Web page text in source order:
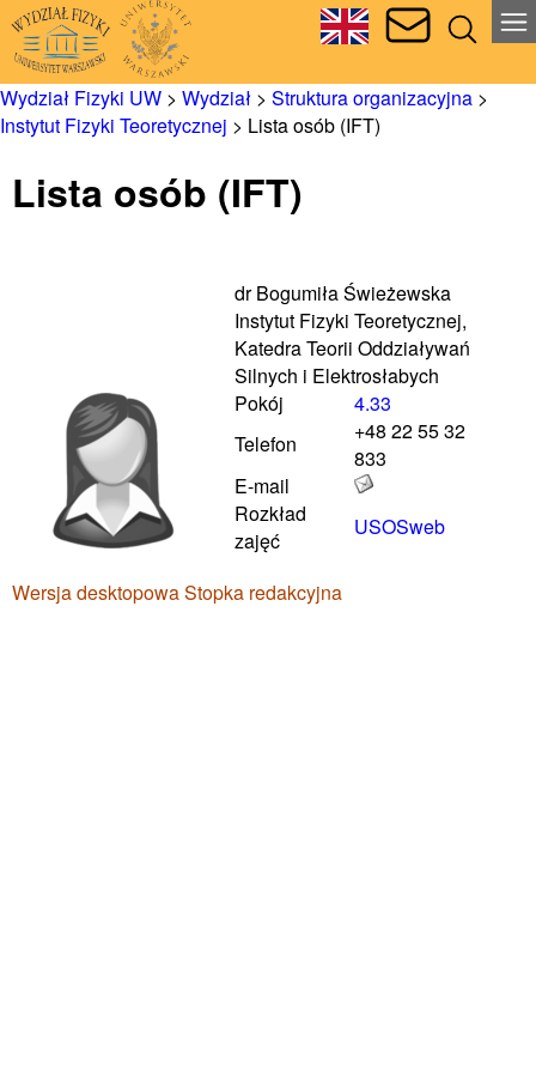
Wydział Fizyki UW > Wydział > Struktura organizacyjna >
Instytut Fizyki Teoretycznej > Lista osób (IFT)
Lista osób (IFT)
dr Bogumiła Świeżewska
Instytut Fizyki Teoretycznej,
Katedra Teorii Oddziaływań
Silnych i Elektrosłabych
Pokój
4.33
Telefon
+48 22 55 32
833
E-mail
Rozkład
zajęć
USOSweb
Wersja desktopowaStopka redakcyjna